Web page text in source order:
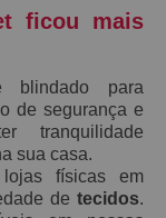
ficou mais
para
de segurança e
tranquilidade
sua casa.
físicas em
de tecidos.